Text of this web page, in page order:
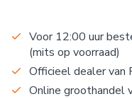
Voor 12:00 uur
(mits op voorraad)
Officieel dealer van
Online groothandel